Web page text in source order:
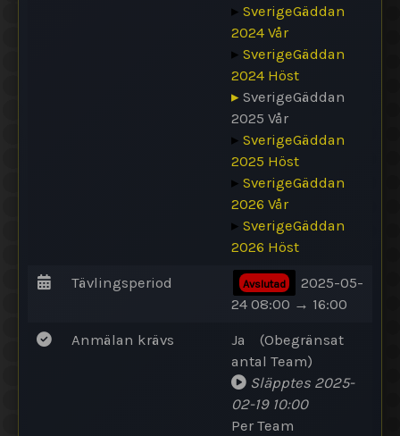
▸ SverigeGäddan
2024 Vår
▸ SverigeGäddan
2024 Höst
▸ SverigeGäddan
2025 Vår
▸ SverigeGäddan
2025 Höst
▸ SverigeGäddan
2026 Vår
▸ SverigeGäddan
2026 Höst
Tävlingsperiod Avslutad
2025-05-
24 08:00 → 16:00
Anmälan krävs Ja (Obegränsat
antal Team)
Släpptes 2025-
02-19 10:00
Per Team